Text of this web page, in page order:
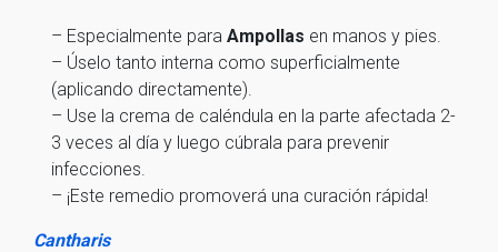
– Especialmente para Ampollas en manos y pies.
– Úselo tanto interna como superficialmente
(aplicando directamente).
– Use la crema de caléndula en la parte afectada 2-
3 veces al día y luego cúbrala para prevenir
infecciones.
– ¡Este remedio promoverá una curación rápida!
Cantharis